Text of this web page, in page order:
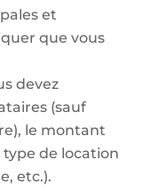
et
que vous
devez
(sauf
le montant
type de location
etc.).